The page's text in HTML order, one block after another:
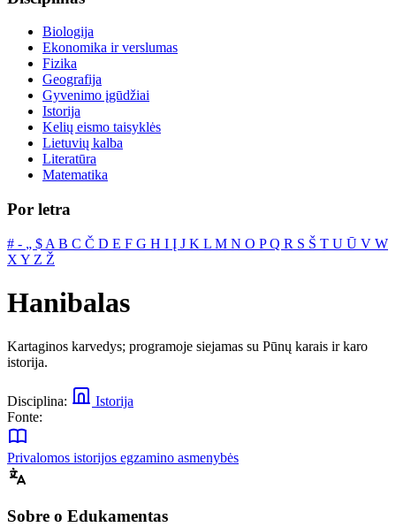
Biologija
Ekonomika ir verslumas
Fizika
Geografija
Gyvenimo įgūdžiai
Istorija
Kelių eismo taisyklės
Lietuvių kalba
Literatūra
Matematika
Por letra
# ‐ „ $ A B C Č D E F G H I Į J K L M N O PQ R S Š T U Ū V W
X Y Z Ž
Hanibalas
Kartaginos karvedys; programoje siejamas su Pūnų karais ir karo
istorija.
Disciplina:
Istorija
Fonte:
Privalomos istorijos egzamino asmenybės
Sobre o Edukamentas